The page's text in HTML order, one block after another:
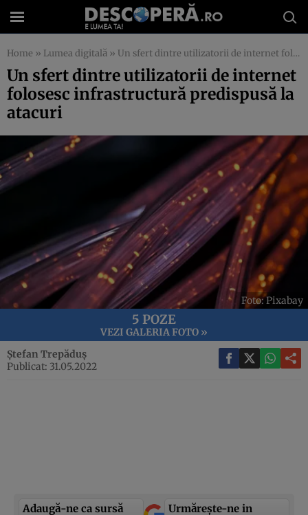
Home » Lumea digitală » Un sfert dintre utilizatorii de internet folosesc infrastructură predispusă la atacuri
Un sfert dintre utilizatorii de internet
folosesc infrastructură predispusă la
atacuri
Foto: Pixabay
5 POZE
VEZI GALERIA FOTO »
Ștefan Trepăduș
Publicat: 31.05.2022
Adaugă-ne ca sursă
Urmărește-ne in